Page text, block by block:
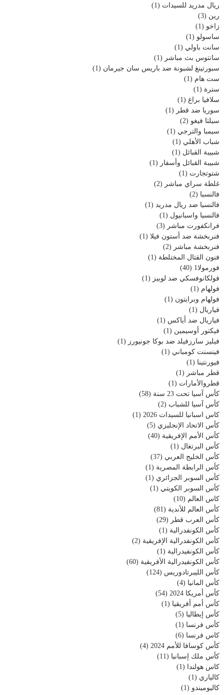
ريال مدريد للسيدات (1)
رين (3)
زاخو (1)
ساسولو (1)
سانت باولي (1)
سانتوس بث مباشر (1)
سبورتينغ لشبونة ضد باريس سان جيرمان (1)
ست هام (1)
سترة (1)
سلافيا براغ (1)
سوريا ضد قطر (1)
سيلتا فيغو (2)
سيمبا والترجي (1)
شباب الأهلي (1)
شبيبة القبائل (1)
شبيبة القبائل وأسفار (1)
شتوتجارت (1)
غلطة سراي مباشر (2)
فالنسيا (2)
فالنسيا ضد ريال مدريد (1)
فالنسيا واسبانيول (1)
فرانكفورت مباشر (3)
فنربخشة ضد أستون فيلا (1)
فنربخشة مباشر (2)
فنون القتال المختلطة (1)
فورمولا1
(40)
فولكانوفسكي ضد لوبيز (1)
فولهام (1)
فولهام وبرايتون (1)
فياريال (1)
فياريال ضد أياكس (1)
فيكتور أوسيمين (1)
فيليز سارزفيلد ضد بوكا جونيورز (1)
فينسنت كومباني (1)
فيورنتينا (1)
قطر مباشر (1)
قطروالأمارات (1)
كأس آسيا تحت 23 سنة
(58)
كأس آسيا للشباب (2)
كاس اسبانيا للسيدات 2026
(1)
كأس الاتحاد الإنجليزي (5)
كأس الأمم الإفريقية (40)
كأس البرتغال (1)
كأس الخليج العربي (37)
كأس الرابطة المصرية (1)
كأس السوبر الجزائري (1)
كأس السوبر الكويتي (1)
كاس العالم (10)
كأس العالم للأندية (81)
كأس العرب قطر (29)
كأس الكونفدرالية (1)
كأس الكونفدرالية الإفريقية (2)
كأس الكونفيدرالية (1)
كأس الكونفيدرالية الأفريقية (60)
كأس الليبرتادوريس (124)
كأس المانيا (4)
كأس أمريكا 2024
(54)
كأس أمم أفريقيا (1)
كأس إيطاليا (5)
كأس فرنسا (1)
كاس فرنسا (6)
كأس كوسافا للأمم 2024
(4)
كأس ملك إسبانيا (11)
كاس هولندا (1)
كالياري (1)
كاليوميندو (1)